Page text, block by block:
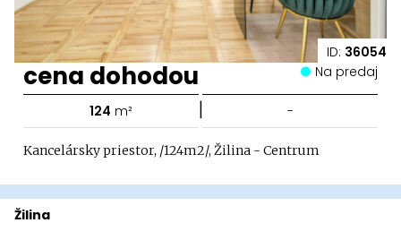
ID: 36054
cena dohodou Na predaj
124 m² | -
Kancelársky priestor, /124m2/, Žilina - Centrum
Žilina